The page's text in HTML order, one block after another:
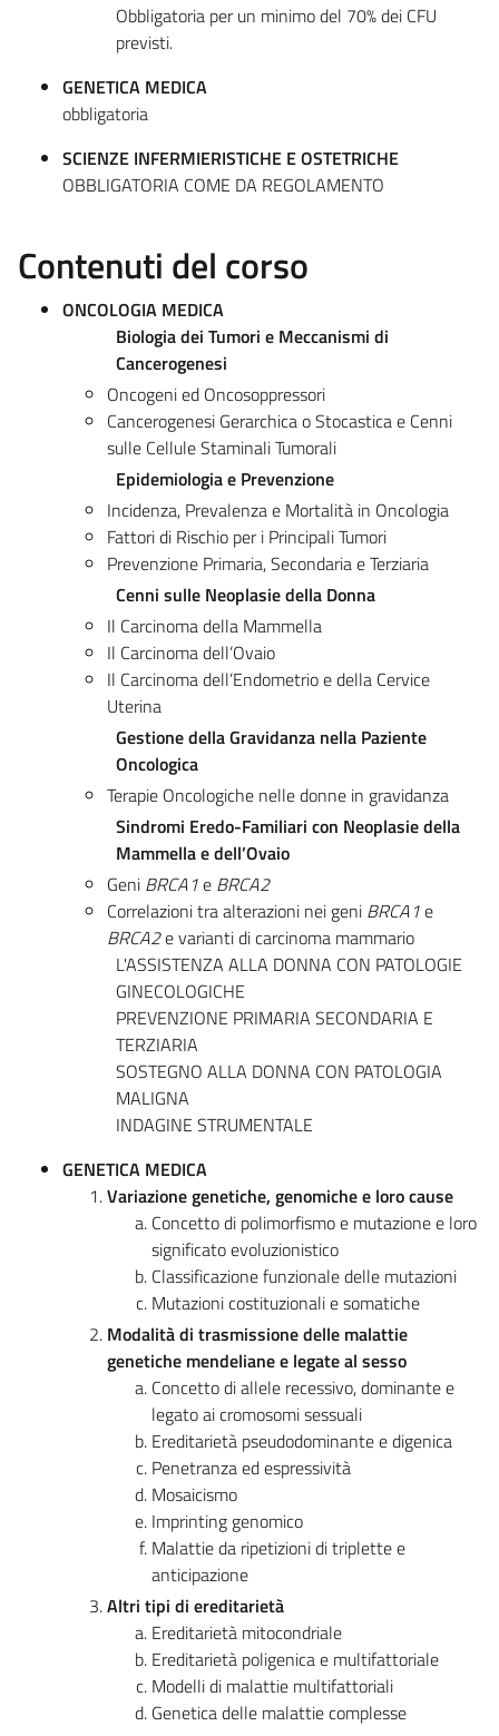
Obbligatoria per un minimo del 70% dei CFU
previsti.
GENETICA MEDICA
obbligatoria
SCIENZE INFERMIERISTICHE E OSTETRICHE
OBBLIGATORIA COME DA REGOLAMENTO
Contenuti del corso
ONCOLOGIA MEDICA
Biologia dei Tumori e Meccanismi di
Cancerogenesi
Oncogeni ed Oncosoppressori
Cancerogenesi Gerarchica o Stocastica e Cenni
sulle Cellule Staminali Tumorali
Epidemiologia e Prevenzione
Incidenza, Prevalenza e Mortalità in Oncologia
Fattori di Rischio per i Principali Tumori
Prevenzione Primaria, Secondaria e Terziaria
Cenni sulle Neoplasie della Donna
Il Carcinoma della Mammella
Il Carcinoma dell’Ovaio
Il Carcinoma dell’Endometrio e della Cervice
Uterina
Gestione della Gravidanza nella Paziente
Oncologica
Terapie Oncologiche nelle donne in gravidanza
Sindromi Eredo-Familiari con Neoplasie della
Mammella e dell’Ovaio
Geni BRCA1e BRCA2
Correlazioni tra alterazioni nei geni BRCA1e
BRCA2e varianti di carcinoma mammario
L'ASSISTENZA ALLA DONNA CON PATOLOGIE
GINECOLOGICHE
PREVENZIONE PRIMARIA SECONDARIA E
TERZIARIA
SOSTEGNO ALLA DONNA CON PATOLOGIA
MALIGNA
INDAGINE STRUMENTALE
GENETICA MEDICA
Variazione genetiche, genomiche e loro cause
Concetto di polimorfismo e mutazione e loro
significato evoluzionistico
Classificazione funzionale delle mutazioni
Mutazioni costituzionali e somatiche
Modalità di trasmissione delle malattie
genetiche mendeliane e legate al sesso
Concetto di allele recessivo, dominante e
legato ai cromosomi sessuali
Ereditarietà pseudodominante e digenica
Penetranza ed espressività
Mosaicismo
Imprinting genomico
Malattie da ripetizioni di triplette e
anticipazione
Altri tipi di ereditarietà
Ereditarietà mitocondriale
Ereditarietà poligenica e multifattoriale
Modelli di malattie multifattoriali
Genetica delle malattie complesse